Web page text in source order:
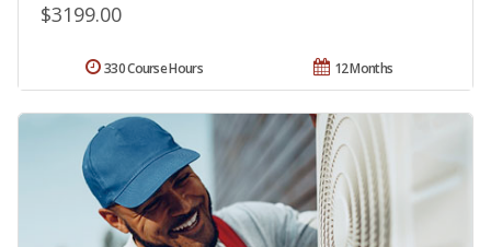
$3199.00
12 Months
330 Course Hours